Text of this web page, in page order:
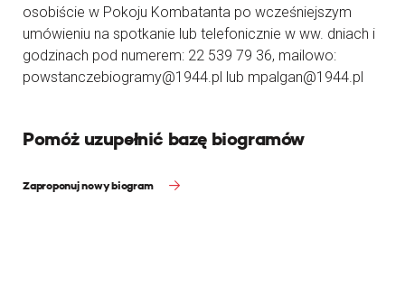
osobiście w Pokoju Kombatanta po wcześniejszym
umówieniu na spotkanie lub telefonicznie w ww. dniach i
godzinach pod numerem: 22 539 79 36, mailowo:
powstanczebiogramy@1944.pl lub mpalgan@1944.pl
Pomóż uzupełnić bazę biogramów
Zaproponuj nowy biogram